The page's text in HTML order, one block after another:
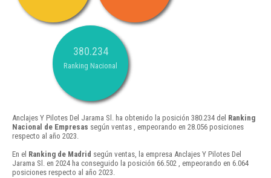
380.234
Ranking Nacional
Anclajes Y Pilotes Del Jarama Sl. ha obtenido la posición 380.234 del Ranking
Nacional de Empresas según ventas , empeorando en 28.056 posiciones
respecto al año 2023.
En el Ranking de Madrid según ventas, la empresa Anclajes Y Pilotes Del
Jarama Sl. en 2024 ha conseguido la posición 66.502 , empeorando en 6.064
posiciones respecto al año 2023.